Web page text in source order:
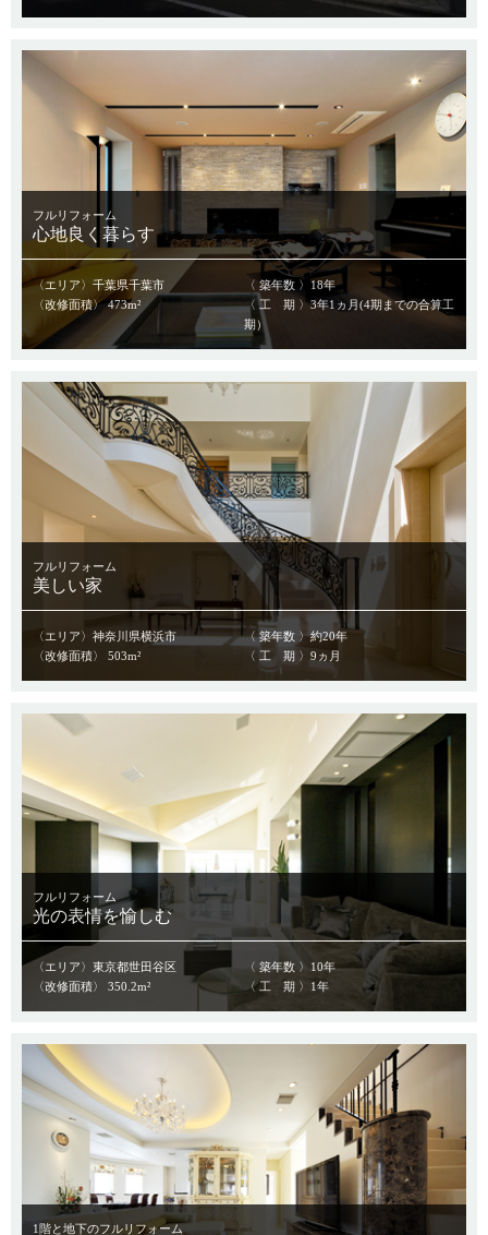
フルリフォーム
心地良く暮らす
〈エリア〉千葉県千葉市
〈改修面積〉 473m²
〈 築年数 〉18年
〈 工 期 〉3年1ヵ月(4期までの合算工
期）
フルリフォーム
美しい家
〈エリア〉神奈川県横浜市
〈改修面積〉 503m²
〈 築年数 〉約20年
〈 工 期 〉9ヵ月
フルリフォーム
光の表情を愉しむ
〈エリア〉東京都世田谷区
〈改修面積〉 350.2m²
〈 築年数 〉10年
〈 工 期 〉1年
1階と地下のフルリフォーム